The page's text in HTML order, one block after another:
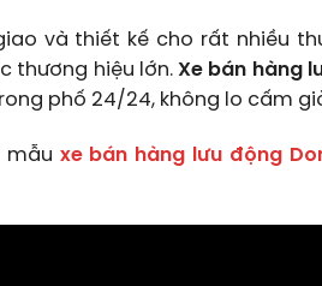
và thiết kế cho rất nhiều
thương hiệu lớn.Xe bán hàng
phố 24/24, không lo cấm
mẫu xe bán hàng lưu động